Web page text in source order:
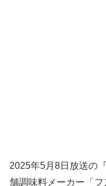
2025年5月8日放送の
舗調味料メーカー「